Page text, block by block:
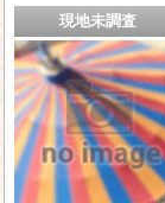
現地未調査